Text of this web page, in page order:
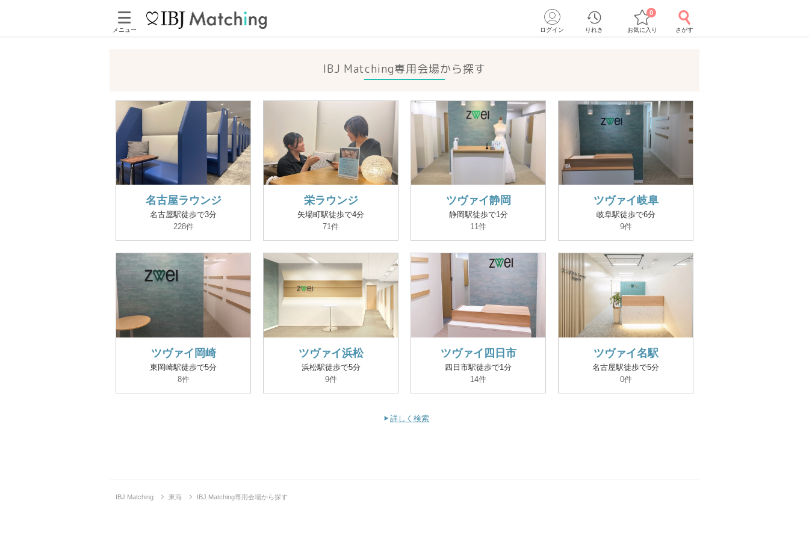
メニュー ログイン りれき お気に入り
0
さがす
IBJ Matching専用会場から探す
名古屋ラウンジ
名古屋駅徒歩で3分
228件
栄ラウンジ
矢場町駅徒歩で4分
71件
ツヴァイ静岡
静岡駅徒歩で1分
11件
ツヴァイ岐阜
岐阜駅徒歩で6分
9件
ツヴァイ岡崎
東岡崎駅徒歩で5分
8件
ツヴァイ浜松
浜松駅徒歩で5分
9件
ツヴァイ四日市
四日市駅徒歩で1分
14件
ツヴァイ名駅
名古屋駅徒歩で5分
0件
詳しく検索
IBJ Matching 東海 IBJ Matching専用会場から探す